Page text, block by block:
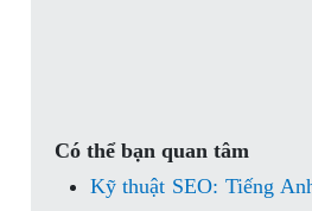
Có thể bạn quan tâm
Kỹ thuật SEO: Tiếng